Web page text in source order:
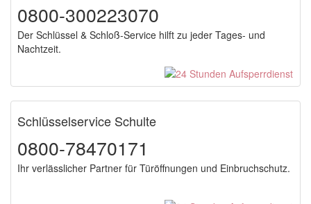
0800-300223070
Der Schlüssel & Schloß-Service hilft zu jeder Tages- und
Nachtzeit.
Schlüsselservice Schulte
0800-78470171
Ihr verlässlicher Partner für Türöffnungen und Einbruchschutz.